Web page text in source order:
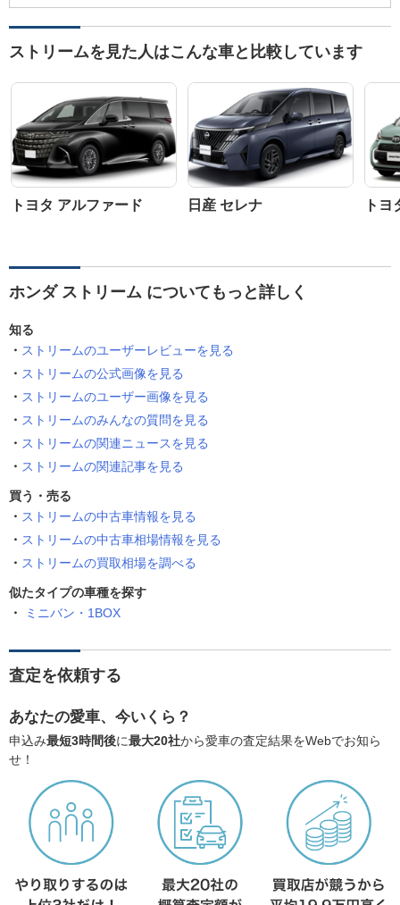
ストリームを見た人はこんな車と比較しています
トヨタ アルファード 日産 セレナ ト
ホンダ ストリーム についてもっと詳しく
知る
ストリームのユーザーレビューを見る
ストリームの公式画像を見る
ストリームのユーザー画像を見る
ストリームのみんなの質問を見る
ストリームの関連ニュースを見る
ストリームの関連記事を見る
買う・売る
ストリームの中古車情報を見る
ストリームの中古車相場情報を見る
ストリームの買取相場を調べる
似たタイプの車種を探す
ミニバン・1BOX
査定を依頼する
あなたの愛車、今いくら？
申込み最短3時間後に最大20社から愛車の査定結果をWebでお知ら
せ！